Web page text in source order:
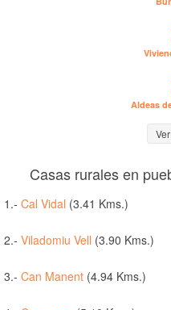
Aldeas
Casas rurales en
1.- Cal Vidal (3.41 Kms.)
2.- Viladomiu Vell (3.90 Kms.)
3.- Can Manent (4.94 Kms.)